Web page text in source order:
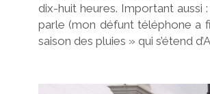
dix-huit heures. Important aussi
parle (mon défunt téléphone a
saison des pluies » qui s’étend